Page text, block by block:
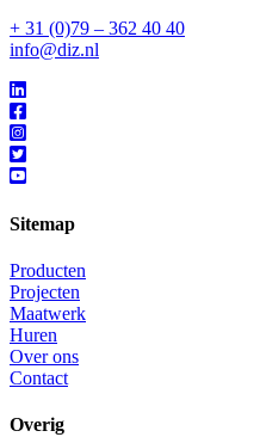
+ 31 (0)79 – 362 40 40
info@diz.nl
Sitemap
Producten
Projecten
Maatwerk
Huren
Over ons
Contact
Overig